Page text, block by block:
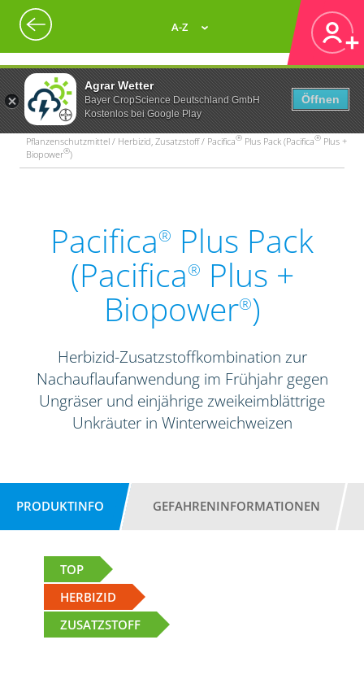
Agrar Wetter
Bayer CropScience Deutschland GmbH
Kostenlos bei Google Play
Öffnen
A-Z
Pflanzenschutzmittel / Herbizid, Zusatzstoff / Pacifica® Plus Pack (Pacifica® Plus +
Biopower®)
Pacifica® Plus Pack
(Pacifica® Plus +
Biopower®)
Herbizid-Zusatzstoffkombination zur
Nachauflaufanwendung im Frühjahr gegen
Ungräser und einjährige zweikeimblättrige
Unkräuter in Winterweichweizen
PRODUKTINFO GEFAHRENINFORMATIONEN
TOP
HERBIZID
ZUSATZSTOFF